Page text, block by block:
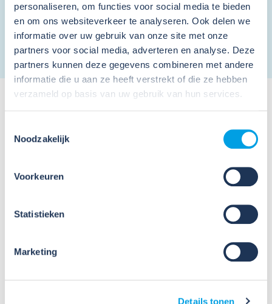
personaliseren, om functies voor social media te bieden
en om ons websiteverkeer te analyseren. Ook delen we
informatie over uw gebruik van onze site met onze
partners voor social media, adverteren en analyse. Deze
partners kunnen deze gegevens combineren met andere
informatie die u aan ze heeft verstrekt of die ze hebben
verzameld op basis van uw gebruik van hun services.
Noodzakelijk
Voorkeuren
Statistieken
Marketing
Details tonen
Ik ga akkoord met deprivacy voorwaarden en
algemene voorwaarden
Meer nieuws